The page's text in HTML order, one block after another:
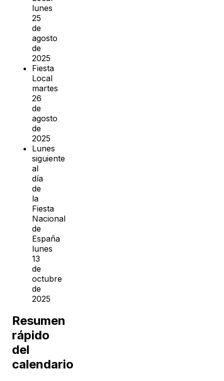
lunes
25
de
agosto
de
2025
Fiesta
Local
martes
26
de
agosto
de
2025
Lunes
siguiente
al
día
de
la
Fiesta
Nacional
de
España
lunes
13
de
octubre
de
2025
Resumen
rápido
del
calendario